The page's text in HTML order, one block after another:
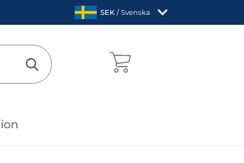
Sverige
,SEK / Svenska
Genomför sökning